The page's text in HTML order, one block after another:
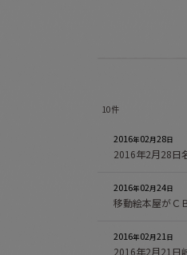
10件
2016年02月28日
2016年2月28日
2016年02月24日
移動絵本屋がＣ
2016年02月21 日
2016年2月21日